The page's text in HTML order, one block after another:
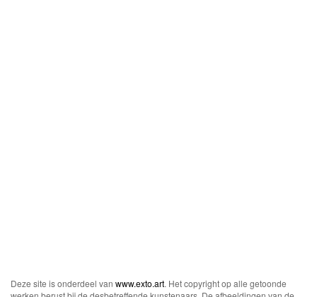
Deze site is onderdeel van www.exto.art. Het copyright op alle getoonde